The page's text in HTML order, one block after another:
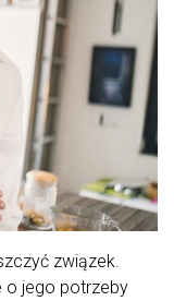
związek.
o jego potrzeby